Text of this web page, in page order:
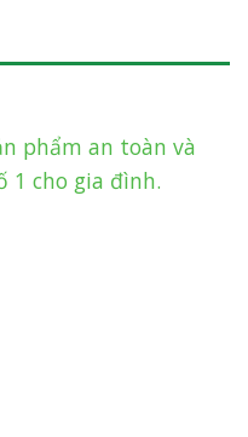
phẩm an toàn và
1 cho gia đình.